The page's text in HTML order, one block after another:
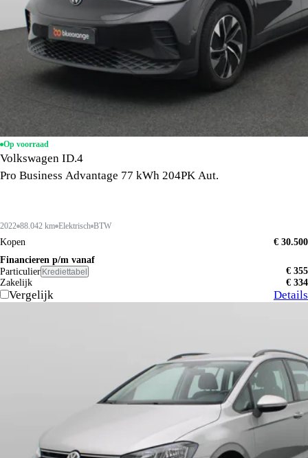
Op voorraad
Volkswagen ID.4
Pro Business Advantage 77 kWh 204PK Aut.
2022 88.042 km Elektrisch BTW
Kopen
€ 30.500
Financieren p/m vanaf
Particulier Krediettabel
€ 355
Zakelijk
€ 334
Vergelijk Details